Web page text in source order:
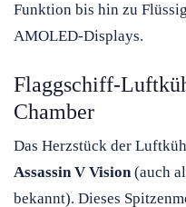
Funktion bis hin zu
AMOLED-Displays.
Flaggschiff-
Chamber
Das Herzstück der
Assassin V Vision(auch
bekannt). Dieses